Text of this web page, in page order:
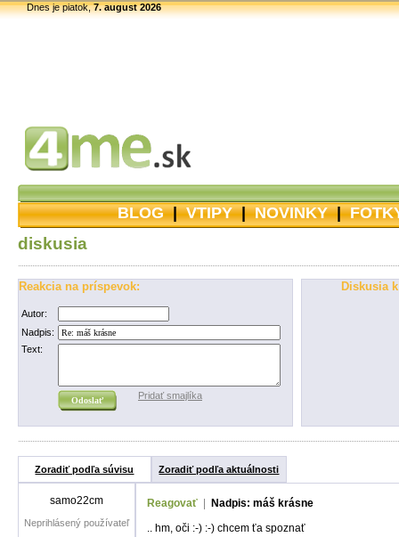
Dnes je piatok,7. august 2026
BLOG|VTIPY|NOVINKY|
diskusia
Reakcia na príspevok:
Autor:
Nadpis:
Text:
Pridať smajlíka
Diskusia
Zoradiť podľa súvisu Zoradiť podľa aktuálnosti
samo22cm
Neprihlásený používateľ
Reagovať
Nadpis: máš krásne
.. hm, oči :-) :-) chcem ťa spoznať